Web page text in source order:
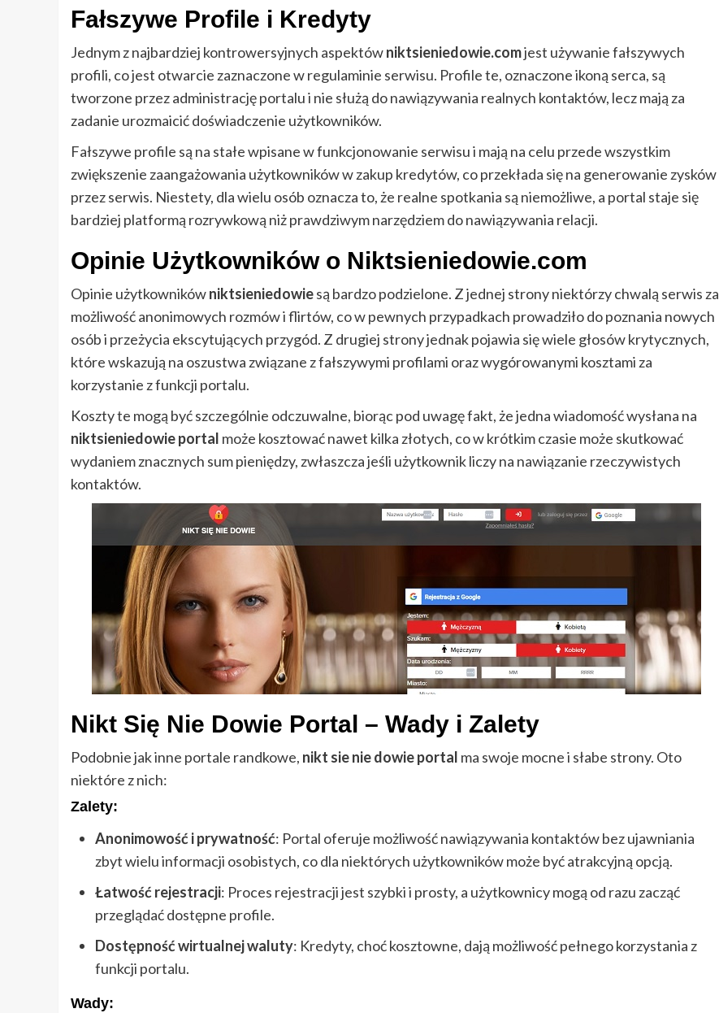
Fałszywe Profile i Kredyty
Jednym z najbardziej kontrowersyjnych aspektówniktsieniedowie.comjest używanie fałszywych
profili, co jest otwarcie zaznaczone w regulaminie serwisu. Profile te, oznaczone ikoną serca, są
tworzone przez administrację portalu i nie służą do nawiązywania realnych kontaktów, lecz mają za
zadanie urozmaicić doświadczenie użytkowników.
Fałszywe profile są na stałe wpisane w funkcjonowanie serwisu i mają na celu przede wszystkim
zwiększenie zaangażowania użytkowników w zakup kredytów, co przekłada się na generowanie zysków
przez serwis. Niestety, dla wielu osób oznacza to, że realne spotkania są niemożliwe, a portal staje się
bardziej platformą rozrywkową niż prawdziwym narzędziem do nawiązywania relacji.
Opinie Użytkowników o Niktsieniedowie.com
Opinie użytkownikówniktsieniedowiesą bardzo podzielone. Z jednej strony niektórzy chwalą serwis za
możliwość anonimowych rozmów i flirtów, co w pewnych przypadkach prowadziło do poznania nowych
osób i przeżycia ekscytujących przygód. Z drugiej strony jednak pojawia się wiele głosów krytycznych,
które wskazują na oszustwa związane z fałszywymi profilami oraz wygórowanymi kosztami za
korzystanie z funkcji portalu.
Koszty te mogą być szczególnie odczuwalne, biorąc pod uwagę fakt, że jedna wiadomość wysłana na
niktsieniedowie portal może kosztować nawet kilka złotych, co w krótkim czasie może skutkować
wydaniem znacznych sum pieniędzy, zwłaszcza jeśli użytkownik liczy na nawiązanie rzeczywistych
kontaktów.
Nikt Się Nie Dowie Portal – Wady i Zalety
Podobnie jak inne portale randkowe, nikt sie nie dowie portal ma swoje mocne i słabe strony. Oto
niektóre z nich:
Zalety:
Anonimowość i prywatność: Portal oferuje możliwość nawiązywania kontaktów bez ujawniania
zbyt wielu informacji osobistych, co dla niektórych użytkowników może być atrakcyjną opcją.
Łatwość rejestracji: Proces rejestracji jest szybki i prosty, a użytkownicy mogą od razu zacząć
przeglądać dostępne profile.
Dostępność wirtualnej waluty: Kredyty, choć kosztowne, dają możliwość pełnego korzystania z
funkcji portalu.
Wady: